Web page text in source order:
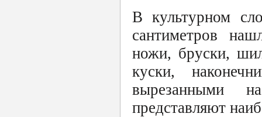
В культурном
сантиметров
ножи, бруски,
куски,
вырезанными
представляют